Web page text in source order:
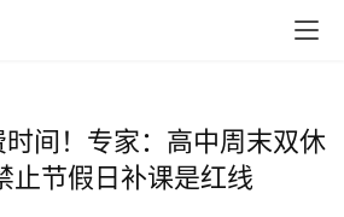
间！专家：高中周末双休
止节假日补课是红线